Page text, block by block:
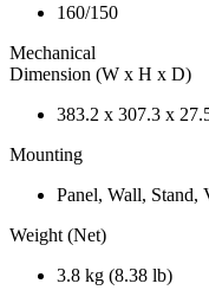
160/150
Mechanical
Dimension (W x H x D)
383.2 x 307.3 x
Mounting
Panel, Wall, Stand,
Weight (Net)
3.8 kg (8.38 lb)